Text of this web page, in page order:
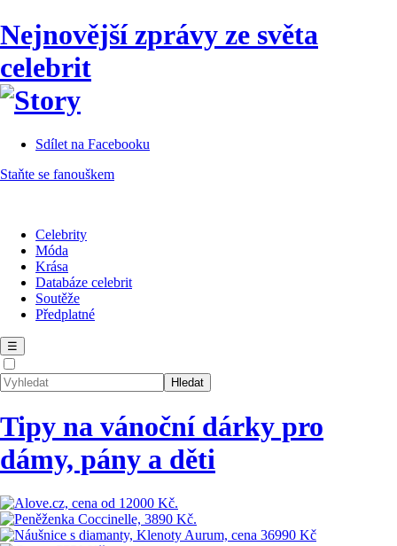
Nejnovější zprávy ze světa
celebrit
Sdílet na Facebooku
Staňte se fanouškem
Celebrity
Móda
Krása
Databáze celebrit
Soutěže
Předplatné
☰
Tipy na vánoční dárky pro
dámy, pány a děti